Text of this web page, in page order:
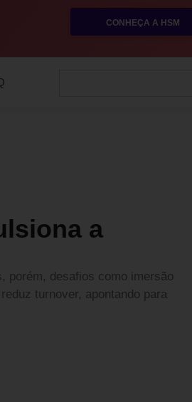
CONHEÇA A HSM
a
porém, desafios como imersão
turnover, apontando para